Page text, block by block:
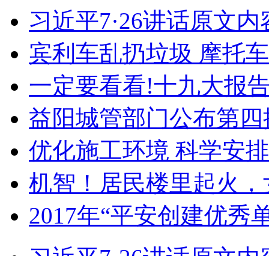
习近平7·26讲话原文
宾利车乱扔垃圾 摩托
一定要看看!十九大报
益阳城管部门公布第
优化施工环境 科学安
机智！居民楼里起火
2017年“平安创建优秀